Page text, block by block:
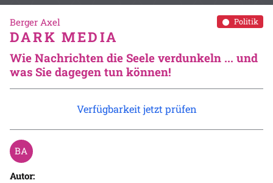
Politik
Berger Axel
DARK MEDIA
Wie Nachrichten die Seele verdunkeln ... und
was Sie dagegen tun können!
Verfügbarkeit jetzt prüfen
Autor: